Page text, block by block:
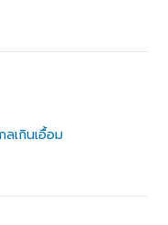
ลเกินเอื้อม